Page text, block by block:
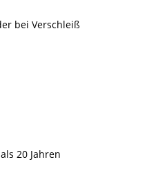
bei Verschleiß
20 Jahren